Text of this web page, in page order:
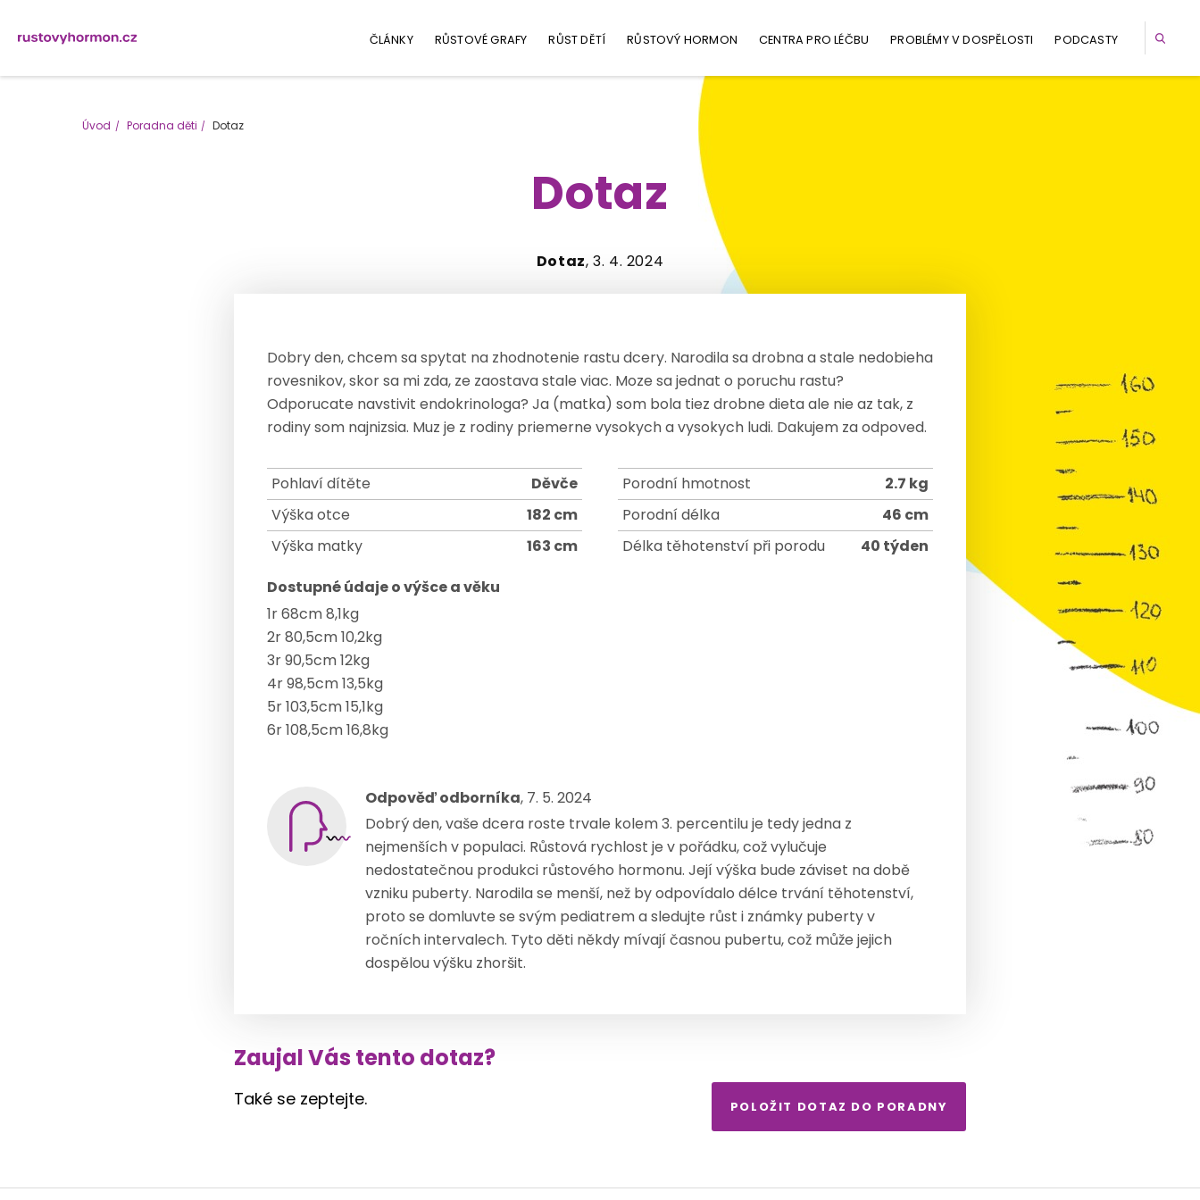
ČLÁNKY RŮSTOVÉ GRAFY RŮST DĚTÍ RŮSTOVÝ HORMON CENTRA PRO LÉČBU PROBLÉMY V DOSPĚLOSTI PODCASTY
Úvod Poradna děti Dotaz
Dotaz
Dotaz, 3. 4. 2024
Dobry den, chcem sa spytat na zhodnotenie rastu dcery. Narodila sa drobna a stale nedobieha
rovesnikov, skor sa mi zda, ze zaostava stale viac. Moze sa jednat o poruchu rastu?
Odporucate navstivit endokrinologa? Ja (matka) som bola tiez drobne dieta ale nie az tak, z
rodiny som najnizsia. Muz je z rodiny priemerne vysokych a vysokych ludi. Dakujem za odpoved.
Pohlaví dítěte
Děvče
Výška otce
182 cm
Výška matky
163 cm
Porodní hmotnost
2.7 kg
Porodní délka
46 cm
Délka těhotenství při porodu
40 týden
Dostupné údaje o výšce a věku
1r 68cm 8,1kg
2r 80,5cm 10,2kg
3r 90,5cm 12kg
4r 98,5cm 13,5kg
5r 103,5cm 15,1kg
6r 108,5cm 16,8kg
Odpověď odborníka, 7. 5. 2024
Dobrý den, vaše dcera roste trvale kolem 3. percentilu je tedy jedna z
nejmenších v populaci. Růstová rychlost je v pořádku, což vylučuje
nedostatečnou produkci růstového hormonu. Její výška bude záviset na době
vzniku puberty. Narodila se menší, než by odpovídalo délce trvání těhotenství,
proto se domluvte se svým pediatrem a sledujte růst i známky puberty v
ročních intervalech. Tyto děti někdy mívají časnou pubertu, což může jejich
dospělou výšku zhoršit.
Zaujal Vás tento dotaz?
Také se zeptejte. POLOŽIT DOTAZ DO PORADNY